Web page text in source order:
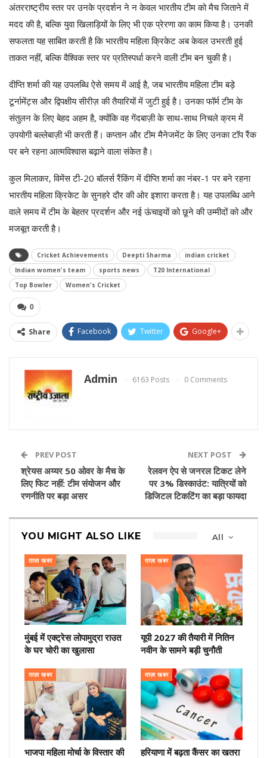
अंतरराष्ट्रीय स्तर पर उनके प्रदर्शन ने न केवल भारतीय टीम को मैच जिताने में
मदद की है, बल्कि युवा खिलाड़ियों के लिए भी एक प्रेरणा का काम किया है। उनकी
सफलता यह साबित करती है कि भारतीय महिला क्रिकेट अब केवल उभरती हुई
ताकत नहीं, बल्कि वैश्विक स्तर पर प्रतिस्पर्धा करने वाली टीम बन चुकी है।
दीप्ति शर्मा की यह उपलब्धि ऐसे समय में आई है, जब भारतीय महिला टीम बड़े
टूर्नामेंट्स और द्विपक्षीय सीरीज़ की तैयारियों में जुटी हुई है। उनका फॉर्म टीम के
संतुलन के लिए बेहद अहम है, क्योंकि वह गेंदबाज़ी के साथ-साथ निचले क्रम में
उपयोगी बल्लेबाज़ी भी करती हैं। कप्तान और टीम मैनेजमेंट के लिए उनका टॉप रैंक
पर बने रहना आत्मविश्वास बढ़ाने वाला संकेत है।
कुल मिलाकर, विमेंस टी-20 बॉलर्स रैंकिंग में दीप्ति शर्मा का नंबर-1 पर बने रहना
भारतीय महिला क्रिकेट के सुनहरे दौर की ओर इशारा करता है। यह उपलब्धि आने
वाले समय में टीम के बेहतर प्रदर्शन और नई ऊंचाइयों को छूने की उम्मीदों को और
मजबूत करती है।
Cricket Achievements Deepti Sharma
indian cricket
Indian women's team
sports news
T20 International
Top Bowler
Women's Cricket
0
Share Facebook Twitter Google+
Admin 6163 Posts 0 Comments
PREV POST
श्रेयस अय्यर 50 ओवर के मैच के
लिए फिट नहीं: टीम संयोजन और
रणनीति पर बड़ा असर
NEXT POST
रेलवन ऐप से जनरल टिकट लेने
पर 3% डिस्काउंट: यात्रियों को
डिजिटल टिकटिंग का बड़ा फायदा
All
YOU MIGHT ALSO LIKE
ताज़ा खबर
मुंबई में एक्ट्रेस लोपामुद्रा राउत
के घर चोरी का खुलासा
ताज़ा खबर
यूपी 2027 की तैयारी में नितिन
नवीन के सामने बड़ी चुनौती
ताज़ा खबर
भाजपा महिला मोर्चा के विस्तार की
ताज़ा खबर
हरियाणा में बढ़ता कैंसर का खतरा